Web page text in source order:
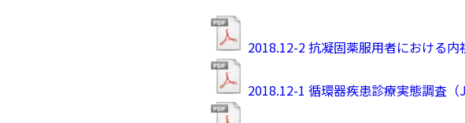
2018.12-2 抗凝固薬服用者における
2018.12-1 循環器疾患診療実態調査（